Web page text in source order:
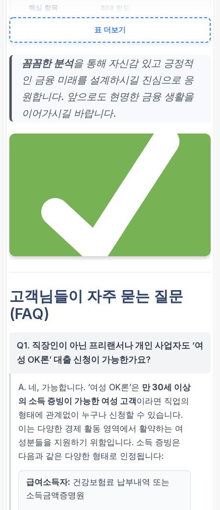
최대 한도
최대5,000만 원
신청 방식
100%비대면 (모바일 앱)
표 더보기
꼼꼼한 분석을 통해 자신감 있고 긍정적
인 금융 미래를 설계하시길 진심으로 응
원합니다. 앞으로도 현명한 금융 생활을
이어가시길 바랍니다.
고객님들이 자주 묻는 질문
(FAQ)
Q1. 직장인이 아닌 프리랜서나 개인 사업자도 ‘여
성 OK론’ 대출 신청이 가능한가요?
A. 네, 가능합니다. ‘여성 OK론’은 만 30세 이상
의 소득 증빙이 가능한 여성 고객이라면 직업의
형태에 관계없이 누구나 신청할 수 있습니다.
이는 다양한 경제 활동 영역에서 활약하는 여
성분들을 지원하기 위함입니다. 소득 증빙은
다음과 같은 다양한 형태로 인정됩니다:
급여소득자: 건강보험료 납부내역 또는
소득금액증명원